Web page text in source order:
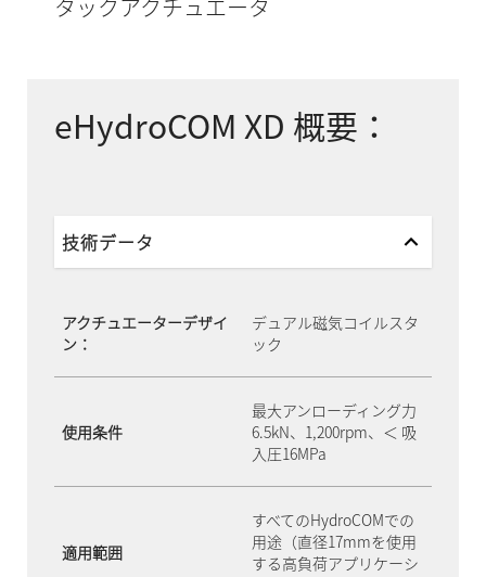
タックアクチュエータ
eHydroCOM XD 概要：
技術データ
アクチュエーターデザイ
ン：
デュアル磁気コイルスタ
ック
使用条件
最大アンローディング力
6.5kN、1,200rpm、＜ 吸
入圧16MPa
適用範囲
すべてのHydroCOMでの
用途（直径17mmを使用
する高負荷アプリケーシ